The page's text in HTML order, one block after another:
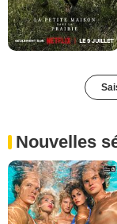
Nouvelles